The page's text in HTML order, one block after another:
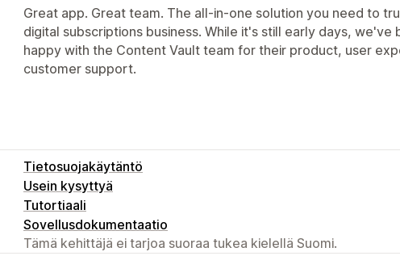
Great app. Great team. The all-in-one solution you need to
digital subscriptions business. While it's still early days, we've
happy with the Content Vault team for their product, user
customer support.
Tietosuojakäytäntö
Usein kysyttyä
Tutortiaali
Sovellusdokumentaatio
Tämä kehittäjä ei tarjoa suoraa tukea kielellä Suomi.